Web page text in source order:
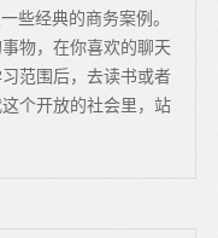
些经典的商务案例。
物，在你喜欢的聊天
范围后，去读书或者
个开放的社会里，站